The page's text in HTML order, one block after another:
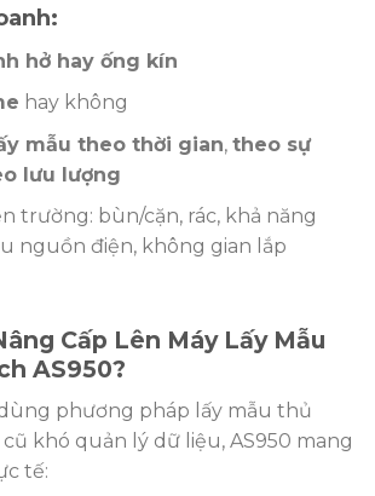
hở hay ống kín
hay không
mẫu theo thời gian, theo sự
lưu lượng
trường: bùn/cặn, rác, khả năng
nguồn điện, không gian lắp
Cấp Lên Máy Lấy Mẫu
AS950?
phương pháp lấy mẫu thủ
khó quản lý dữ liệu, AS950 mang
tế: